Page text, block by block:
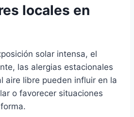
locales en
solar intensa, el
las alergias estacionales
aire libre pueden influir en la
o favorecer situaciones